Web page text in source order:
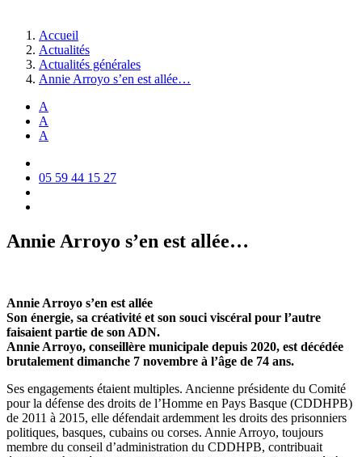
Accueil
Actualités
Actualités générales
Annie Arroyo s’en est allée…
A
A
A
05 59 44 15 27
Annie Arroyo s’en est allée…
Annie Arroyo s’en est allée
Son énergie, sa créativité et son souci viscéral pour l’autre
faisaient partie de son ADN.
Annie Arroyo, conseillère municipale depuis 2020, est décédée
brutalement dimanche 7 novembre à l’âge de 74 ans.
Ses engagements étaient multiples. Ancienne présidente du Comité
pour la défense des droits de l’Homme en Pays Basque (CDDHPB)
de 2011 à 2015, elle défendait ardemment les droits des prisonniers
politiques, basques, cubains ou corses. Annie Arroyo, toujours
membre du conseil d’administration du CDDHPB, contribuait